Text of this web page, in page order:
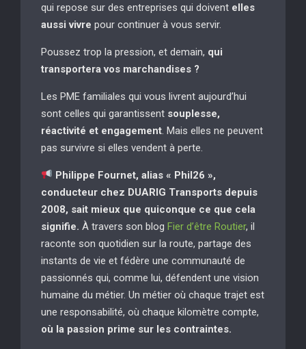
qui repose sur des entreprises qui doivent elles
aussi vivre pour continuer à vous servir.
Poussez trop la pression, et demain, qui
transportera vos marchandises ?
Les PME familiales qui vous livrent aujourd’hui
sont celles qui garantissent souplesse,
réactivité et engagement. Mais elles ne peuvent
pas survivre si elles vendent à perte.
Philippe Fournet, alias « Phil26 »,
conducteur chez DUARIG Transports depuis
2008, sait mieux que quiconque ce que cela
signifie. À travers son blog Fier d’être Routier, il
raconte son quotidien sur la route, partage des
instants de vie et fédère une communauté de
passionnés qui, comme lui, défendent une vision
humaine du métier. Un métier où chaque trajet est
une responsabilité, où chaque kilomètre compte,
où la passion prime sur les contraintes.